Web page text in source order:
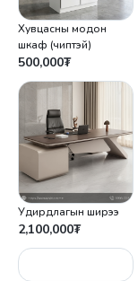
Хувцасны модон
шкаф (чиптэй)
500,000₮
Удирдлагын ширээ
2,100,000₮